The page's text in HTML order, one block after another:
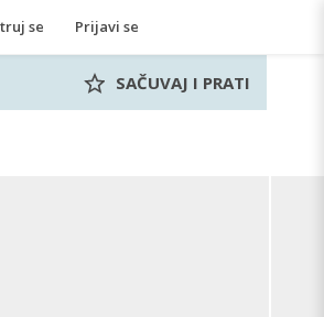
se Prijavi se
SAČUVAJ I PRATI